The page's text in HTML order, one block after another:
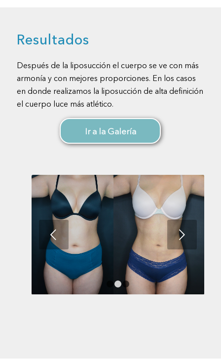
Resultados
Después de la liposucción el cuerpo se ve con más
armonía y con mejores proporciones. En los casos
en donde realizamos la liposucción de alta definición
el cuerpo luce más atlético.
Ir a la Galería
Next